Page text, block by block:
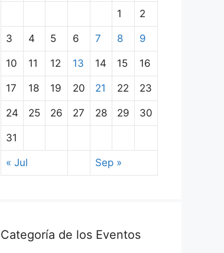
1 2
3 4 5 6 7 8 9
10 11 12 13 14 15 16
17 18 19 20 21 22 23
24 25 26 27 28 29 30
31
« Jul Sep »
Categoría de los Eventos